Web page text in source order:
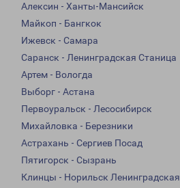
Алексин - Ханты-Мансийск
Майкоп - Бангкок
Ижевск - Самара
Саранск - Ленинградская Станица
Артем - Вологда
Выборг - Астана
Первоуральск - Лесосибирск
Михайловка - Березники
Астрахань - Сергиев Посад
Пятигорск - Сызрань
Клинцы - Норильск Ленинградская